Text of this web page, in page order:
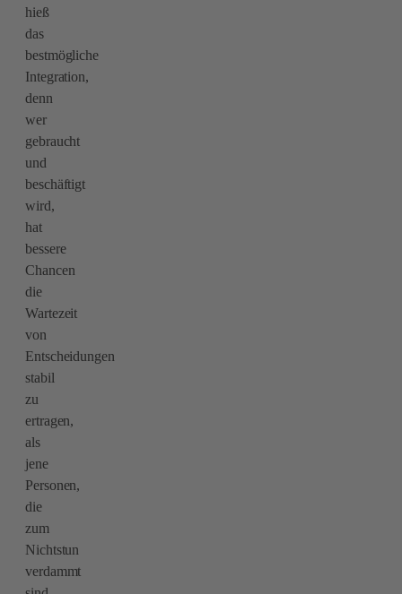
hieß
das
bestmögliche
Integration,
denn
wer
gebraucht
und
beschäftigt
wird,
hat
bessere
Chancen
die
Wartezeit
von
Entscheidungen
stabil
zu
ertragen,
als
jene
Personen,
die
zum
Nichtstun
verdammt